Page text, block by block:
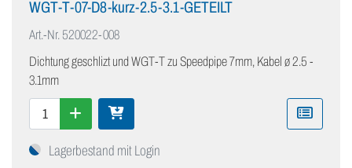
WGT-T-07-D8-kurz-2.5-3.1-GETEILT
Art.-Nr. 520022-008
Dichtung geschlizt und WGT-T zu Speedpipe 7mm, Kabel ø 2.5 -
3.1mm
Lagerbestand mit Login